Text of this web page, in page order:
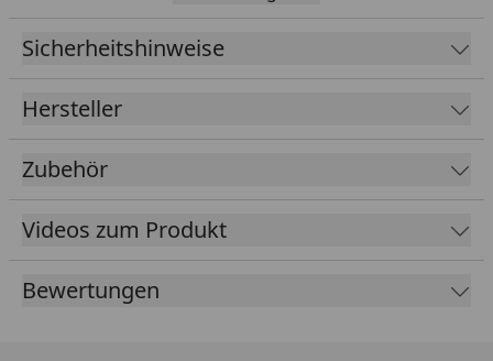
x Folienlänge
Kleber
Inklusive speziellen Klebern für
Lieferumfang
EPDM Folie 1,14 mm ausreichend
Sicherheitshinweise
Hersteller
Zubehör
Videos zum Produkt
Bewertungen